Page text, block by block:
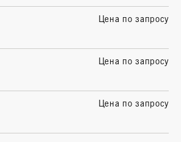
Цена по запросу
Цена по запросу
Цена по запросу